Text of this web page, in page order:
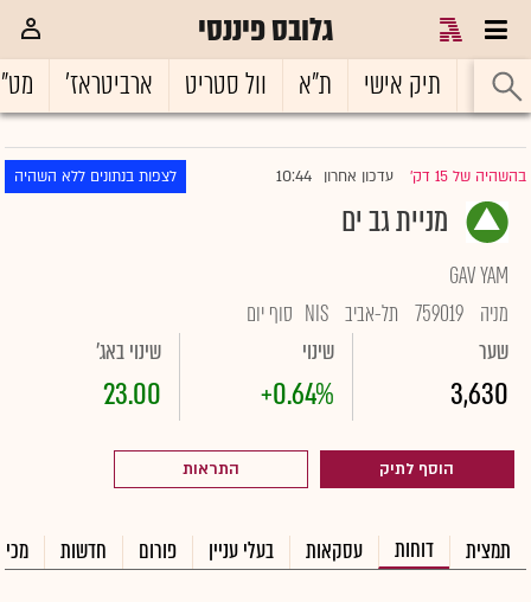
גלובס פיננסי
ראשי תיק אישי ת"א וול סטריט ארביטראז'
בהשהיה של 15 דק' |עדכון אחרון 10:44 לצפות בנתונים ללא השהיה
מניית גב ים
GAV YAM
מניה 759019 תל-אביב NIS סוף יום
שער
3,630
שינוי
+0.64%
שינוי באג'
23.00
הוסף לתיק התראות
תמצית דוחות עסקאות בעלי עניין פורום חדשות